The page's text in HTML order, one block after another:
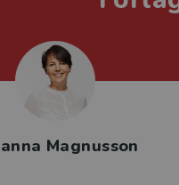
Magnusson